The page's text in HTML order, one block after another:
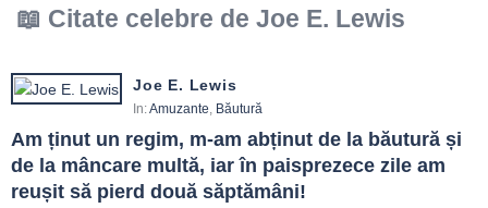
Citate celebre de Joe E. Lewis
Joe E. Lewis
In:Amuzante, Băutură
Am ținut un regim, m-am abținut de la băutură și
de la mâncare multă, iar în paisprezece zile am
reușit să pierd două săptămâni!